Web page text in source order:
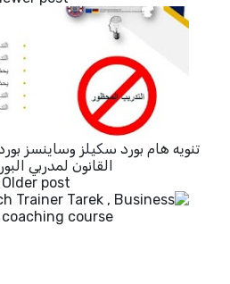
تنويه هام بورد سكيلز وساينسز
القانون لمدربي